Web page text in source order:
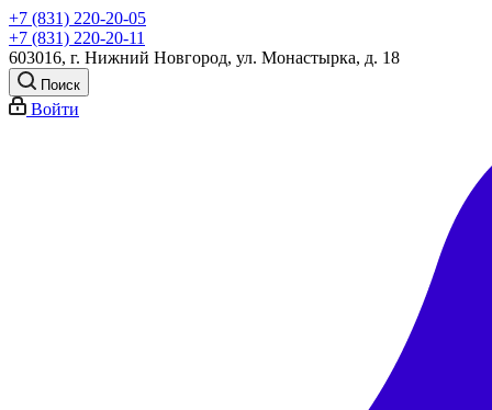
+7 (831) 220-20-05
+7 (831) 220-20-11
603016, г. Нижний Новгород, ул. Монастырка, д. 18
Поиск
Войти